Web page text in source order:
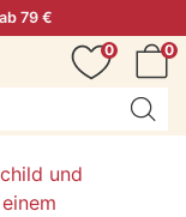
79 €
0
0